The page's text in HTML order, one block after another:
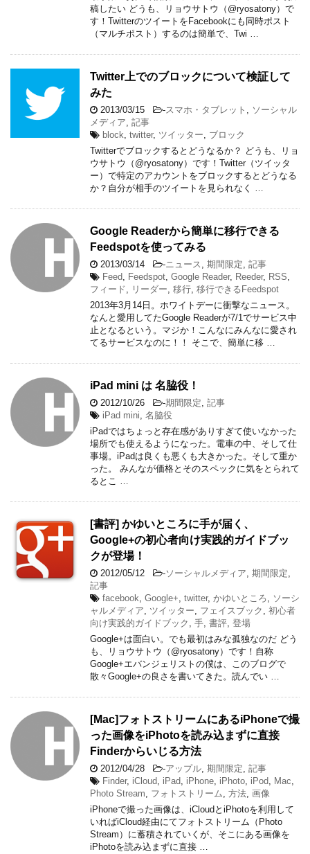
稿したい どうも、リョウサトウ（@ryosatony）で
す！TwitterのツイートをFacebookにも同時ポスト
（マルチポスト）するのは簡単で、Twi …
Twitter上でのブロックについて検証して
みた
2013/03/15 -スマホ・タブレット
ソーシャル
メディア 記事
block twitter, ツイッター
ブロック
Twitterでブロックするとどうなるか？ どうも、リョ
ウサトウ（@ryosatony）です！Twitter（ツイッタ
ー）で特定のアカウントをブロックするとどうなる
か？自分が相手のツイートを見られなく …
Google Readerから簡単に移行できる
Feedspotを使ってみる
2013/03/14 -ニュース 期間限定 記事
Feed
Feedspot Google Reader, Reeder, RSS
フィード
リーダー 移行 移行できるFeedspot
2013年3月14日。ホワイトデーに衝撃なニュース。
なんと愛用してたGoogle Readerが7/1でサービス中
止となるという。マジか！こんなにみんなに愛され
てるサービスなのに！！ そこで、簡単に移 …
iPad mini は 名脇役！
2012/10/26 -期間限定 記事
iPad mini 名脇役
iPadではちょっと存在感がありすぎて使いなかった
場所でも使えるようになった。電車の中、そして仕
事場。iPadは良くも悪くも大きかった。そして重か
った。 みんなが価格とそのスペックに気をとられて
るとこ …
[書評] かゆいところに手が届く、
Google+の初心者向け実践的ガイドブッ
クが登場！
2012/05/12 -ソーシャルメディア 期間限定
記事
facebook Google+ twitter, かゆいところ
ソーシ
ャルメディア
ツイッター フェイスブック
初心者
向け実践的ガイドブック
手 書評 登場
Google+は面白い。でも最初はみな孤独なのだ どう
も、リョウサトウ（@ryosatony）です！自称
Google+エバンジェリストの僕は、このブログで
散々Google+の良さを書いてきた。読んでい …
[Mac]フォトストリームにあるiPhoneで撮
った画像をiPhotoを読み込まずに直接
Finderからいじる方法
2012/04/28 -アップル 期間限定 記事
Finder, iCloud iPad iPhone iPhoto iPod Mac
Photo Stream
フォトストリーム 方法 画像
iPhoneで撮った画像は、iCloudとiPhotoを利用して
いればiCloud経由にてフォトストリーム（Photo
Stream）に蓄積されていくが、そこにある画像を
iPhotoを読み込まずに直接 …